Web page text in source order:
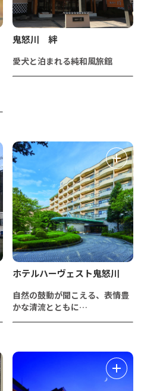
鬼怒川 絆
愛犬と泊まれる純和風旅館
ホテルハーヴェスト鬼怒川
自然の鼓動が聞こえる、表情豊
かな清流とともに…